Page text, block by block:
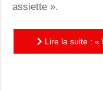
assiette ».
Lire la suite : «